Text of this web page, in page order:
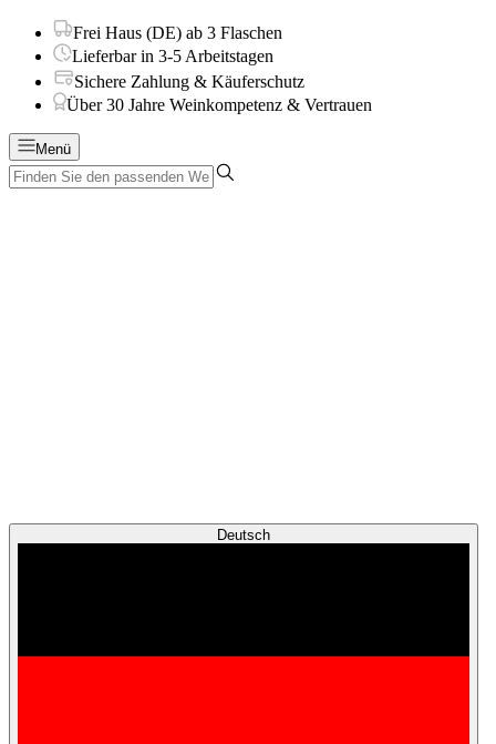
Frei Haus (DE) ab 3 Flaschen
Lieferbar in 3-5 Arbeitstagen
Sichere Zahlung & Käuferschutz
Über 30 Jahre Weinkompetenz & Vertrauen
Menü
Deutsch